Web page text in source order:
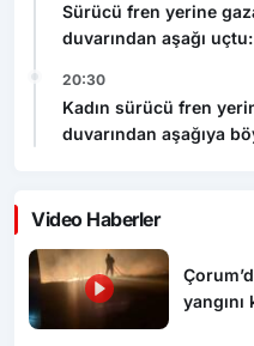
Sürücü fren yerine
duvarından aşağı
20:30
Kadın sürücü fren
duvarından aşağıya
Video Haberler